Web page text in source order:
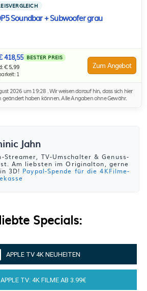
Soundbar + Subwoofer grau
418,55 BESTER PREIS
€ 5,99
1
Zum Angebot
2026 um 19:28 . Wir weisen darauf hin, dass sich hier
geändert haben können. Alle Angaben ohne Gewähr.
Jahn
Streamer, TV-Umschalter & Genuss-
Am liebsten im Originalton, gerne
3D! Paypal-Spende für die 4KFilme-
Specials:
APPLE TV 4K NEUHEITEN
APPLE TV: 4K FILME AB 3.99€